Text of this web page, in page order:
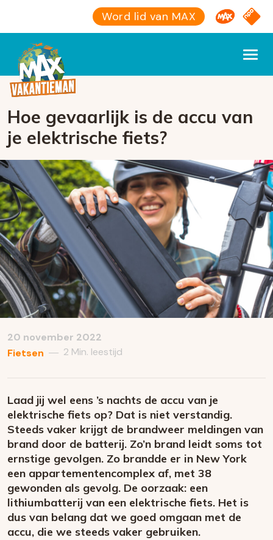
Word lid van MAX Omroep
NPO
Hoe gevaarlijk is de accu van
je elektrische fiets?
20 november 2022
Fietsen — 2 Min. leestijd
Laad jij wel eens ’s nachts de accu van je
elektrische fiets op? Dat is niet verstandig.
Steeds vaker krijgt de brandweer meldingen van
brand door de batterij. Zo’n brand leidt soms tot
ernstige gevolgen. Zo brandde er in New York
een appartementencomplex af, met 38
gewonden als gevolg. De oorzaak: een
lithiumbatterij van een elektrische fiets. Het is
dus van belang dat we goed omgaan met de
accu, die we steeds vaker gebruiken.